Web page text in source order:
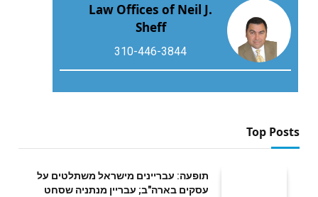
Law Offices of Neil J.
Sheff
310-446-3844
Top Posts
תופעה: עבריינים מישראל משתלטים על
עסקים בארה"ב; עבריין מנתניה שסחט